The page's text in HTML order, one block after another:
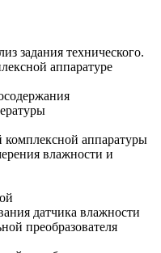
задания технического.
аппаратуре
комплексной аппаратуры
влажности и
датчика влажности
преобразователя